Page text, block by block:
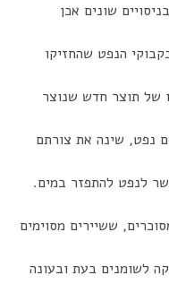
שונים אכן
הנפט שהחזיקו
של תוצר חדש שנוצר
נפט, שינה את צורתם
לנפט להתפזר במים.
ששיירים מסוימים
לשומנים בעת ובעונה